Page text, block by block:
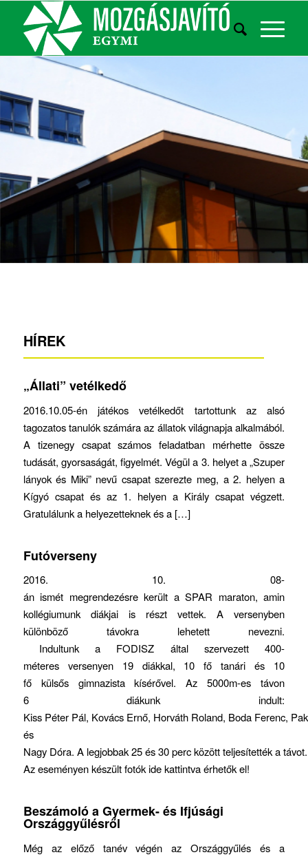
HÍREK
„Állati” vetélkedő
2016.10.05-én játékos vetélkedőt tartottunk az alsó
tagozatos tanulók számára az állatok világnapja alkalmából.
A tizenegy csapat számos feladatban mérhette össze
tudását, gyorsaságát, figyelmét. Végül a 3. helyet a „Szuper
lányok és Miki” nevű csapat szerezte meg, a 2. helyen a
Kígyó csapat és az 1. helyen a Király csapat végzett.
Gratulálunk a helyezetteknek és a […]
Futóverseny
2016. 10. 08-
án ismét megrendezésre került a SPAR maraton, amin
kollégiumunk diákjai is részt vettek. A versenyben
különböző távokra lehetett nevezni.
Indultunk a FODISZ által szervezett 400-
méteres versenyen 19 diákkal, 10 fő tanári és 10
fő külsős gimnazista kísérővel. Az 5000m-es távon
6 diákunk indult:
Kiss Péter Pál, Kovács Ernő, Horváth Roland, Boda Ferenc,
és
Nagy Dóra. A legjobbak 25 és 30 perc között teljesítették a
Az eseményen készült fotók ide kattintva érhetők el!
Beszámoló a Gyermek- és Ifjúsági
Országgyűlésről
Még az előző tanév végén az Országgyűlés és a